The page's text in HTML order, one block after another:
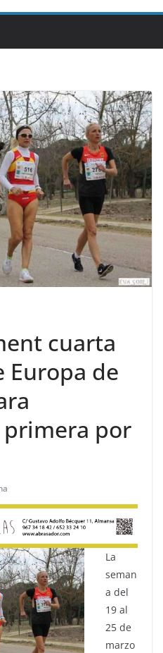
cuarta
Europa de
primera por
La
seman
a del
19 al
25 de
marzo